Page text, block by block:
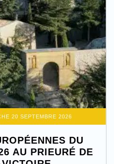
20 SEPTEMBRE 2026
DU
AU PRIEURÉ DE